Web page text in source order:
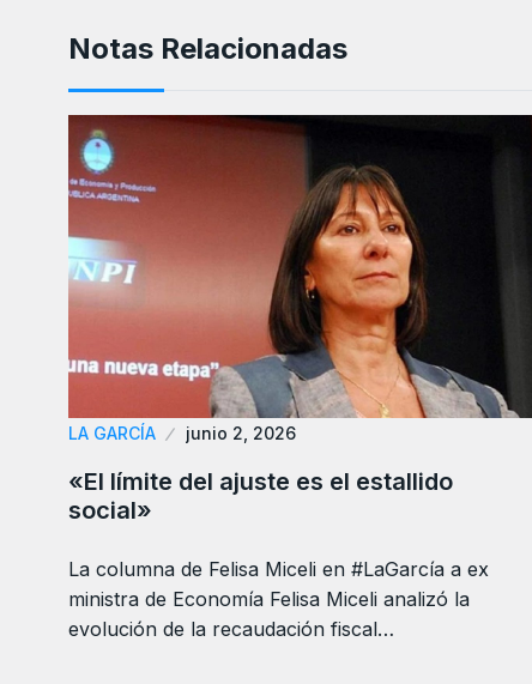
Notas Relacionadas
LA GARCÍA junio 2, 2026
«El límite del ajuste es el estallido
social»
La columna de Felisa Miceli en #LaGarcía a ex
ministra de Economía Felisa Miceli analizó la
evolución de la recaudación fiscal…